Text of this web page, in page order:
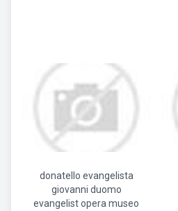
donatello evangelista
giovanni duomo
evangelist opera museo